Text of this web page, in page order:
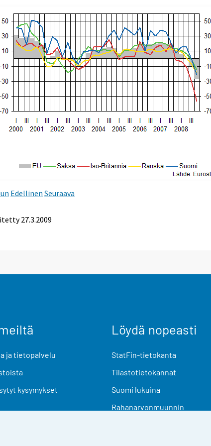
Edellinen Seuraava
27.3.2009
ja tietopalvelu
kysymykset
Löydä nopeasti
StatFin-tietokanta
Tilastotietokannat
Suomi lukuina
Rahanarvonmuunnin